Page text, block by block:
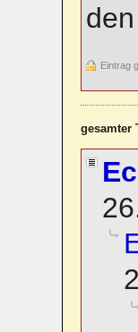
Eintrag
gesamter